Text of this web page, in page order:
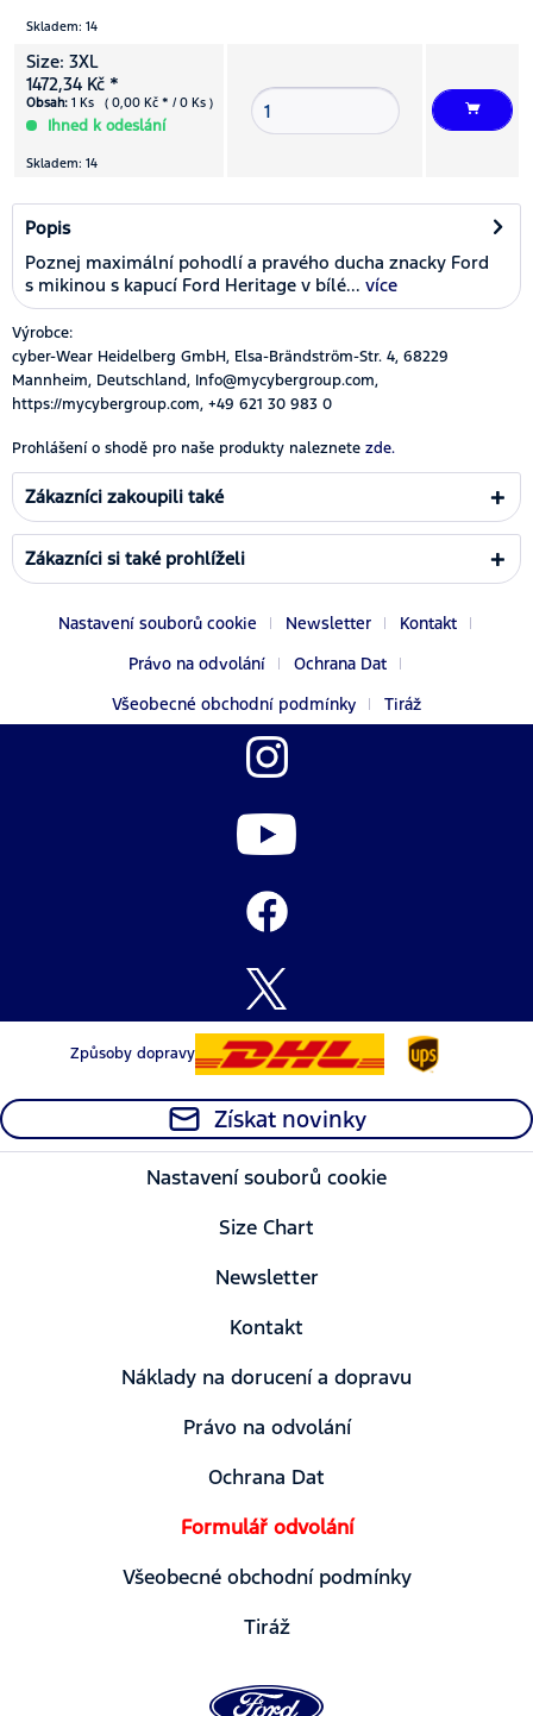
Skladem: 14
Size: 3XL
1472,34 Kč *
Obsah: 1 Ks ( 0,00 Kč * / 0 Ks )
Ihned k odeslání
Skladem: 14
Popis
Poznej maximální pohodlí a pravého ducha znacky Ford
s mikinou s kapucí Ford Heritage v bílé... více
Výrobce:
cyber-Wear Heidelberg GmbH, Elsa-Brändström-Str. 4, 68229
Mannheim, Deutschland, Info@mycybergroup.com,
https://mycybergroup.com, +49 621 30 983 0
Prohlášení o shodě pro naše produkty naleznete zde.
Zákazníci zakoupili také
Zákazníci si také prohlíželi
Nastavení souborů cookie Newsletter
Kontakt
Právo na odvolání
Ochrana Dat
Všeobecné obchodní podmínky
Tiráž
Způsoby dopravy
Získat novinky
Nastavení souborů cookie
Size Chart
Newsletter
Kontakt
Náklady na dorucení a dopravu
Právo na odvolání
Ochrana Dat
Formulář odvolání
Všeobecné obchodní podmínky
Tiráž